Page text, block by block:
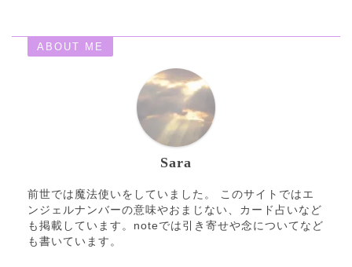
ABOUT ME
Sara
前世では魔法使いをしていました。 このサイトではエ
ンジェルナンバーの意味やおまじない、カード占いなど
も掲載しています。noteでは引き寄せや念についてなど
も書いています。